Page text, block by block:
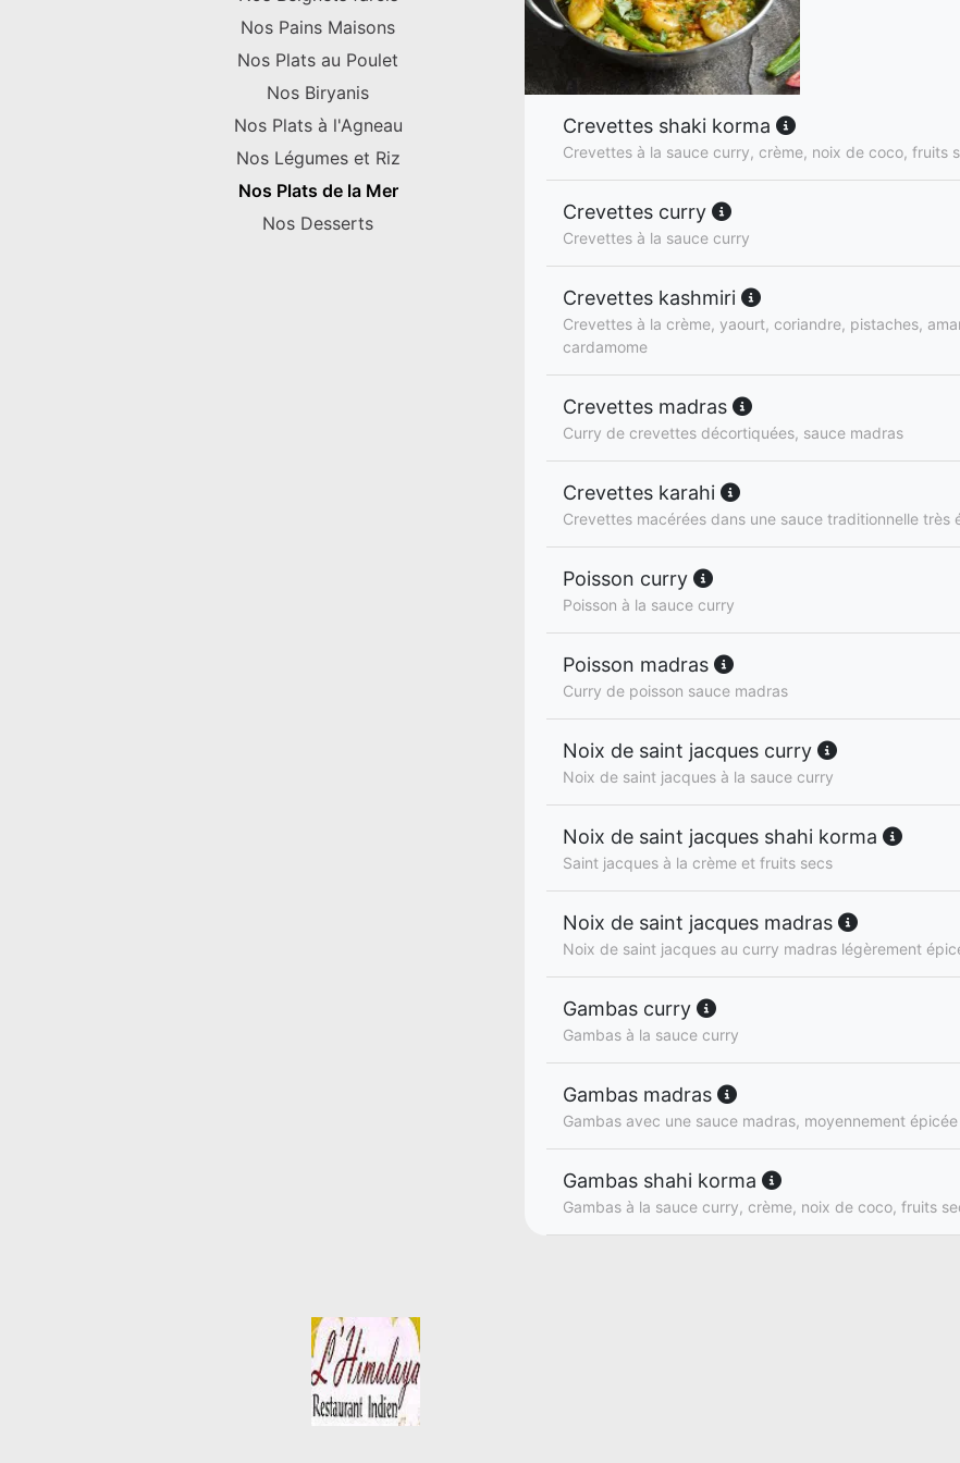
Nos Pains Maisons
Nos Plats au Poulet
Nos Biryanis
Nos Plats à l'Agneau
Nos Légumes et Riz
Nos Plats de la Mer
Nos Desserts
Crevettes shaki korma
Crevettes à la sauce curry, crème, noix de coco, fruits
Crevettes curry
Crevettes à la sauce curry
Crevettes kashmiri
Crevettes à la crème, yaourt, coriandre, pistaches,
cardamome
Crevettes madras
Curry de crevettes décortiquées, sauce madras
Crevettes karahi
Crevettes macérées dans une sauce traditionnelle très
Poisson curry
Poisson à la sauce curry
Poisson madras
Curry de poisson sauce madras
Noix de saint jacques curry
Noix de saint jacques à la sauce curry
Noix de saint jacques shahi korma
Saint jacques à la crème et fruits secs
Noix de saint jacques madras
Noix de saint jacques au curry madras légèrement
Gambas curry
Gambas à la sauce curry
Gambas madras
Gambas avec une sauce madras, moyennement épicée
Gambas shahi korma
Gambas à la sauce curry, crème, noix de coco, fruits